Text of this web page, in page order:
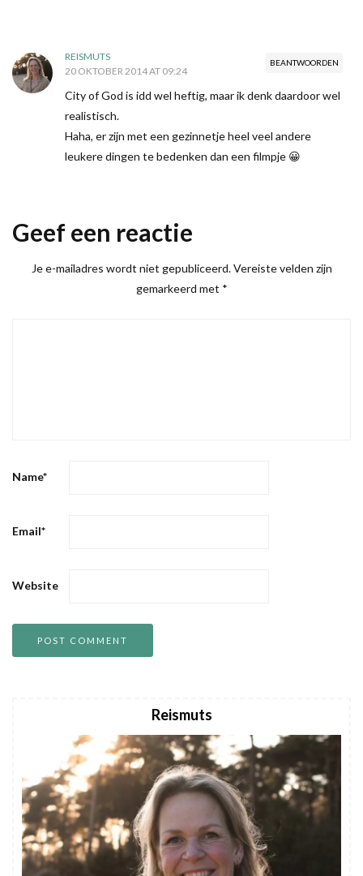
BEANTWOORDEN
REISMUTS
20 OKTOBER 2014 AT 09:24
City of God is idd wel heftig, maar ik denk daardoor wel
realistisch.
Haha, er zijn met een gezinnetje heel veel andere
leukere dingen te bedenken dan een filmpje 😀
Geef een reactie
Je e-mailadres wordt niet gepubliceerd. Vereiste velden zijn
gemarkeerd met *
Name*
Email*
Website
Reismuts